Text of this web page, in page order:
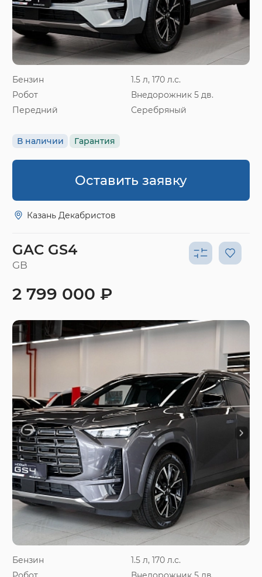
Бензин
1.5 л, 170 л.с.
Робот
Внедорожник 5 дв.
Передний
Серебряный
В наличии Гарантия
Оставить заявку
Казань Декабристов
GAC GS4
GB
Бензин
1.5 л, 170 л.с.
2 799 000 ₽